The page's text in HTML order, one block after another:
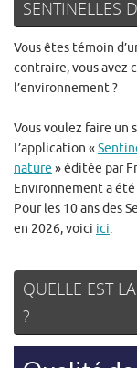
SENTINELLES
Vous êtes témoin
contraire, vous avez
l’environnement ?
Vous voulez faire un
L’application «
nature » éditée par
Environnement a été
Pour les 10 ans des
en 2026, voici ici.
QUELLE EST
?